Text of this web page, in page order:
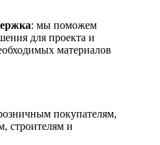
: мы поможем
для проекта и
материалов
покупателям,
строителям и